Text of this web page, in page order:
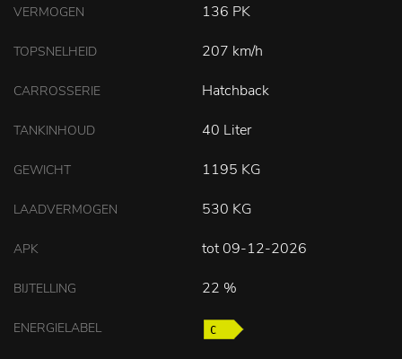
VERMOGEN 136 PK
TOPSNELHEID 207 km/h
CARROSSERIE Hatchback
TANKINHOUD 40 Liter
GEWICHT 1195 KG
LAADVERMOGEN 530 KG
APK tot 09-12-2026
BIJTELLING 22 %
ENERGIELABEL